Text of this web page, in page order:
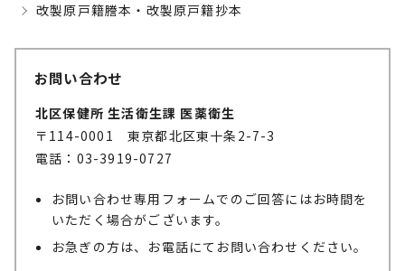
改製原戸籍謄本・改製原戸籍抄本
お問い合わせ
北区保健所 生活衛生課 医薬衛生
〒114-0001 東京都北区東十条2-7-3
電話：03-3919-0727
お問い合わせ専用フォームでのご回答にはお時間を
いただく場合がございます。
お急ぎの方は、お電話にてお問い合わせください。